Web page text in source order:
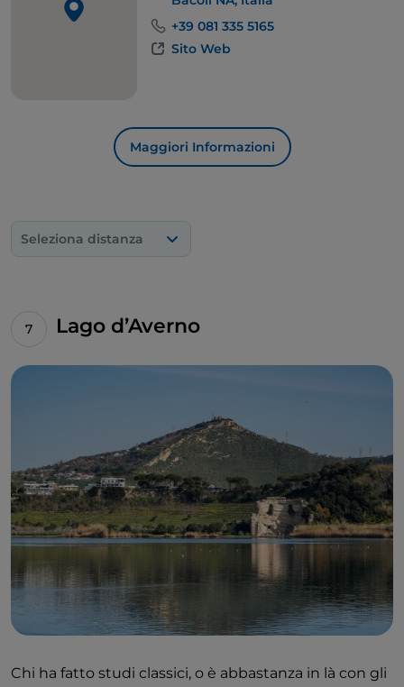
+39 081 335 5165
Sito Web
Maggiori Informazioni
Seleziona distanza
Lago d’Averno
Chi ha fatto studi classici, o è abbastanza in là con gli